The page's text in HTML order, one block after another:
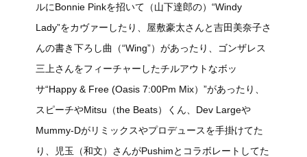
ルにBonnie Pinkを招いて（山下達郎の）“Windy
Lady”をカヴァーしたり、屋敷豪太さんと吉田美奈子さ
んの書き下ろし曲（“Wing”）があったり、ゴンザレス
三上さんをフィーチャーしたチルアウトなボッ
サ“Happy & Free (Oasis 7:00Pm Mix）”があったり、
スピーチやMitsu（the Beats）くん、Dev Largeや
Mummy-Dがリミックスやプロデュースを手掛けてた
り、児玉（和文）さんがPushimとコラボレートしてた